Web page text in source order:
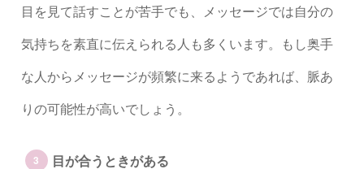
目を見て話すことが苦手でも、メッセージでは自分の
気持ちを素直に伝えられる人も多くいます。もし奥手
な人からメッセージが頻繁に来るようであれば、脈あ
りの可能性が高いでしょう。
目が合うときがある